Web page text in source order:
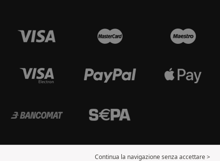
Continua la navigazione senza accettare >